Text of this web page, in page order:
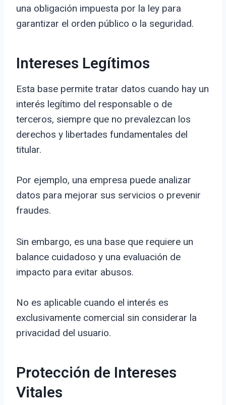
una obligación impuesta por la ley para
garantizar el orden público o la seguridad.
Intereses Legítimos
Esta base permite tratar datos cuando hay un
interés legítimo del responsable o de
terceros, siempre que no prevalezcan los
derechos y libertades fundamentales del
titular.
Por ejemplo, una empresa puede analizar
datos para mejorar sus servicios o prevenir
fraudes.
Sin embargo, es una base que requiere un
balance cuidadoso y una evaluación de
impacto para evitar abusos.
No es aplicable cuando el interés es
exclusivamente comercial sin considerar la
privacidad del usuario.
Protección de Intereses
Vitales